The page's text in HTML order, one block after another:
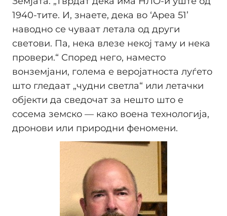
1940-тите. И, знаете, дека во ‘Ареа 51’
наводно се чуваат летала од други
светови. Па, нека влезе некој таму и нека
провери.“ Според него, наместо
вонземјани, голема е веројатноста луѓето
што гледаат „чудни светла“ или летачки
објекти да сведочат за нешто што е
сосема земско — како воена технологија,
дронови или природни феномени.